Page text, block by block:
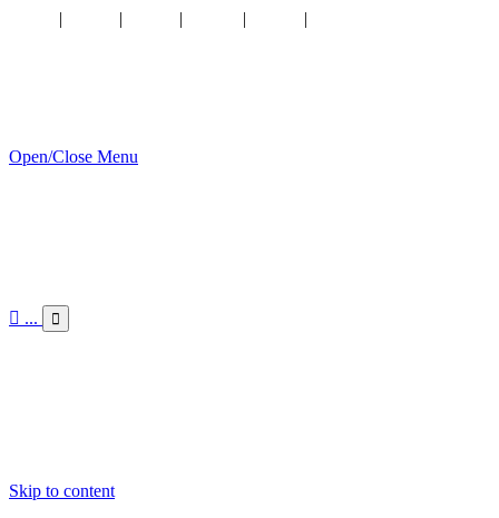
| | | | |
Open/Close Menu
 ... 
Skip to content